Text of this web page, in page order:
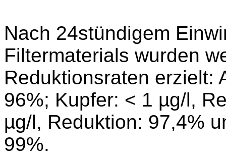
Nach 24stündigem
Filtermaterials wurden
Reduktionsraten erzielt:
96%; Kupfer: < 1 µg/l,
µg/l, Reduktion: 97,4%
99%.